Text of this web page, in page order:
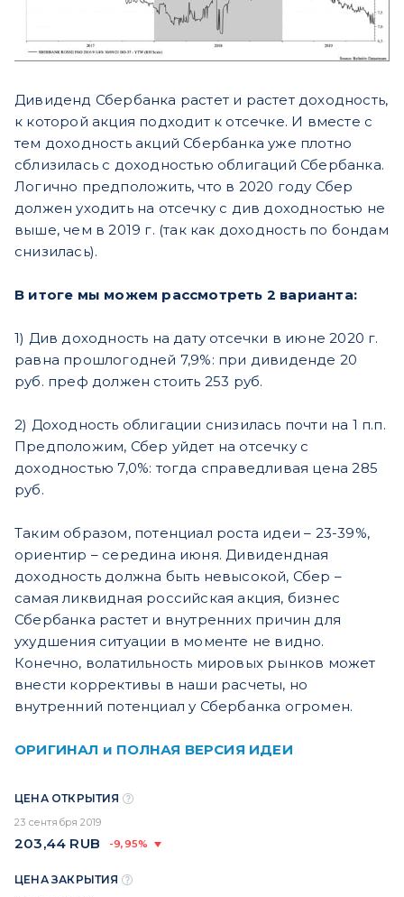
Дивиденд Сбербанка растет и растет доходность,
к которой акция подходит к отсечке. И вместе с
тем доходность акций Сбербанка уже плотно
сблизилась с доходностью облигаций Сбербанка.
Логично предположить, что в 2020 году Сбер
должен уходить на отсечку с див доходностью не
выше, чем в 2019 г. (так как доходность по бондам
снизилась).
В итоге мы можем рассмотреть 2 варианта:
1) Див доходность на дату отсечки в июне 2020 г.
равна прошлогодней 7,9%: при дивиденде 20
руб. преф должен стоить 253 руб.
2) Доходность облигации снизилась почти на 1 п.п.
Предположим, Сбер уйдет на отсечку с
доходностью 7,0%: тогда справедливая цена 285
руб.
Таким образом, потенциал роста идеи – 23-39%,
ориентир – середина июня. Дивидендная
доходность должна быть невысокой, Сбер –
самая ликвидная российская акция, бизнес
Сбербанка растет и внутренних причин для
ухудшения ситуации в моменте не видно.
Конечно, волатильность мировых рынков может
внести коррективы в наши расчеты, но
внутренний потенциал у Сбербанка огромен.
ОРИГИНАЛ и ПОЛНАЯ ВЕРСИЯ ИДЕИ
ЦЕНА ОТКРЫТИЯ
23 сентября 2019
203,44 RUB -9,95%
ЦЕНА ЗАКРЫТИЯ